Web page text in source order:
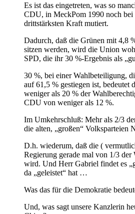
Es ist das eingetreten, was so
CDU, in MeckPom 1990 noch bei
drittstärksten Kraft mutiert.
Dadurch, daß die Grünen mit 4,8
sitzen werden, wird die Union
SPD, die ihr 30 %-Ergebnis als
30 %, bei einer Wahlbeteiligung,
auf 61,5 % gestiegen ist, bedeutet
weniger als 20 % der
CDU von weniger als 12 %.
Im Umkehrschluß: Mehr als 2/3
die alten, „großen“ Volksparteien
D.h. wiederum, daß die (
Regierung gerade mal von 1/3 der
wird. Und Herr Gabriel findet es
da „geleistet“ hat …
Was das für die Demokratie
Und, was sagt unsere Kanzlerin